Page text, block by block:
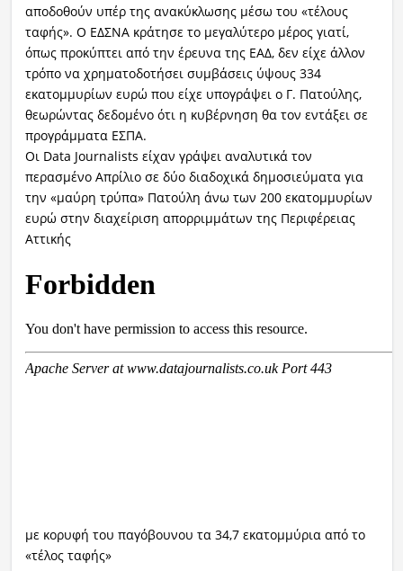
αποδοθούν υπέρ της ανακύκλωσης μέσω του «τέλους
ταφής». Ο ΕΔΣΝΑ κράτησε το μεγαλύτερο μέρος γιατί,
όπως προκύπτει από την έρευνα της ΕΑΔ, δεν είχε άλλον
τρόπο να χρηματοδοτήσει συμβάσεις ύψους 334
εκατομμυρίων ευρώ που είχε υπογράψει ο Γ. Πατούλης,
θεωρώντας δεδομένο ότι η κυβέρνηση θα τον εντάξει σε
προγράμματα ΕΣΠΑ.
Οι Data Journalists είχαν γράψει αναλυτικά τον
περασμένο Απρίλιο σε δύο διαδοχικά δημοσιεύματα για
την «μαύρη τρύπα» Πατούλη άνω των 200 εκατομμυρίων
ευρώ στην διαχείριση απορριμμάτων της Περιφέρειας
Αττικής
με κορυφή του παγόβουνου τα 34,7 εκατομμύρια από το
«τέλος ταφής»